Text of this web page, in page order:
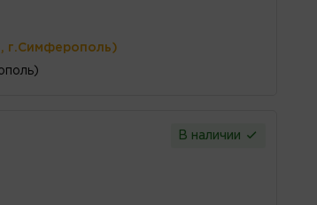
г.Симферополь)
В наличии